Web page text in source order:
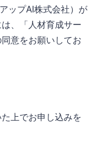
ップAI株式会社）が
、「人材育成サー
意をお願いしてお
上でお申し込みを